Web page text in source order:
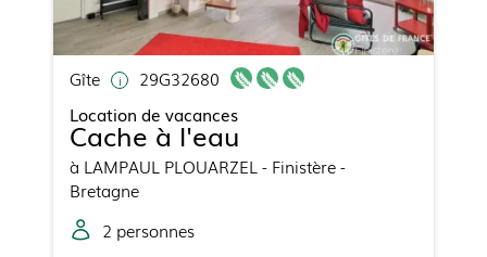
Gîte
29G32680
Location de vacances
Cache à l'eau
à LAMPAUL PLOUARZEL - Finistère -
Bretagne
2 personnes